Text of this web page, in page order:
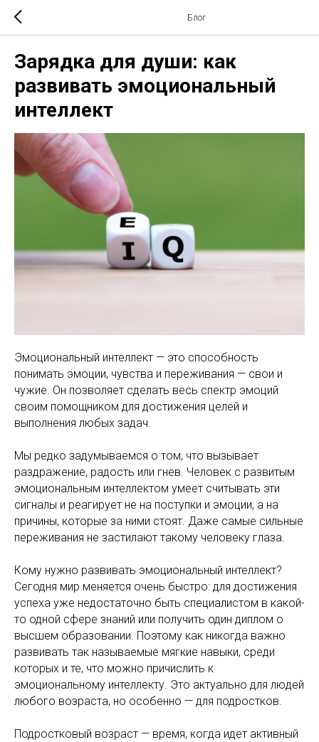
Блог
Зарядка для души: как
развивать эмоциональный
интеллект
Эмоциональный интеллект — это способность
понимать эмоции, чувства и переживания — свои и
чужие. Он позволяет сделать весь спектр эмоций
своим помощником для достижения целей и
выполнения любых задач.
Мы редко задумываемся о том, что вызывает
раздражение, радость или гнев. Человек с развитым
эмоциональным интеллектом умеет считывать эти
сигналы и реагирует не на поступки и эмоции, а на
причины, которые за ними стоят. Даже самые сильные
переживания не застилают такому человеку глаза.
Кому нужно развивать эмоциональный интеллект?
Сегодня мир меняется очень быстро: для достижения
успеха уже недостаточно быть специалистом в какой-
то одной сфере знаний или получить один диплом о
высшем образовании. Поэтому как никогда важно
развивать так называемые мягкие навыки, среди
которых и те, что можно причислить к
эмоциональному интеллекту. Это актуально для людей
любого возраста, но особенно — для подростков.
Подростковый возраст — время, когда идет активный